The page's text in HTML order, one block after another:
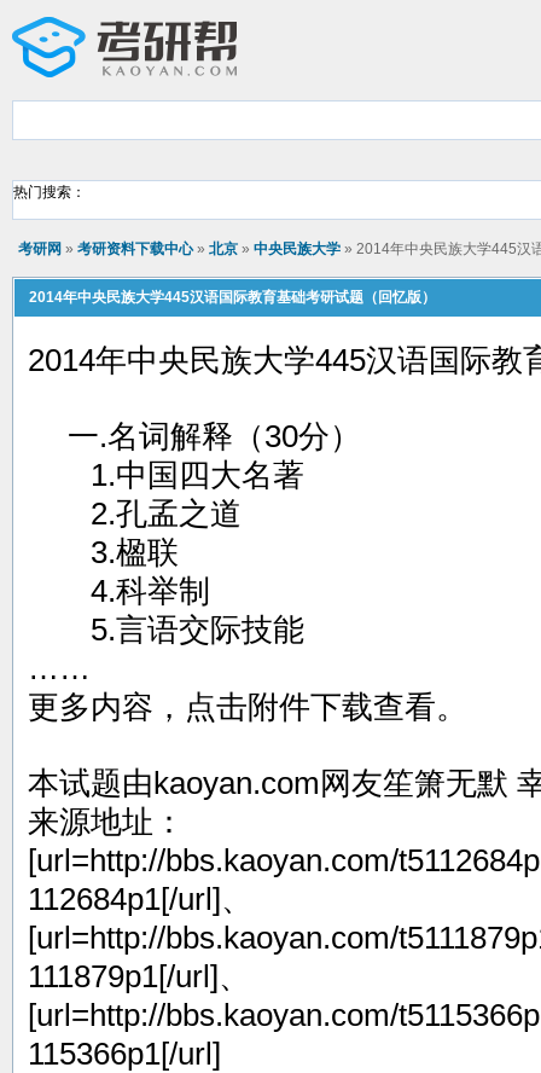
热门搜索：
考研网 » 考研资料下载中心» 北京 » 中央民族大学 » 2014年中央民族大学445汉
2014年中央民族大学445汉语国际教育基础考研试题（回忆版）
2014年中央民族大学445汉语国际教
一.名词解释（30分）
1.中国四大名著
2.孔孟之道
3.楹联
4.科举制
5.言语交际技能
……
更多内容，点击附件下载查看。
本试题由kaoyan.com网友笙箫无默
来源地址：
[url=http://bbs.kaoyan.com/
112684p1[/url]、
[url=http://bbs.kaoyan.com/
111879p1[/url]、
[url=http://bbs.kaoyan.com/
115366p1[/url]